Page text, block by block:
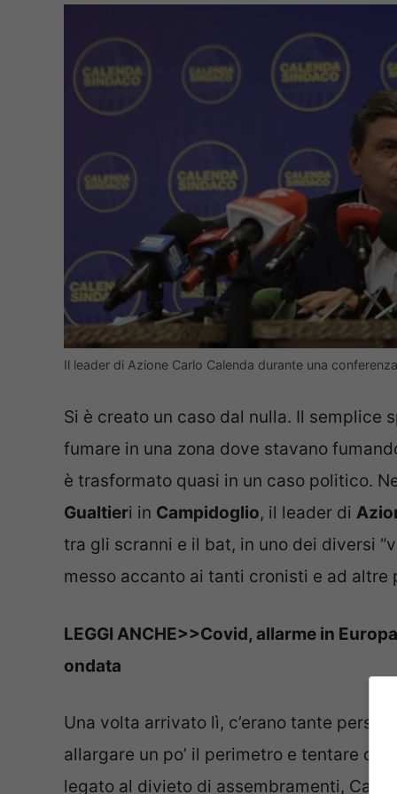
Il leader di Azione Carlo Calenda durante una
Si è creato un caso dal nulla. Il semplice
fumare in una zona dove stavano
è trasformato quasi in un caso politico.
Gualtieri in Campidoglio, il leader di
tra gli scranni e il bat, in uno dei diversi
messo accanto ai tanti cronisti e ad
LEGGI ANCHE>>Covid, allarme in
ondata
Una volta arrivato lì, c’erano tante
allargare un po’ il perimetro e tentare di
legato al divieto di assembramenti,